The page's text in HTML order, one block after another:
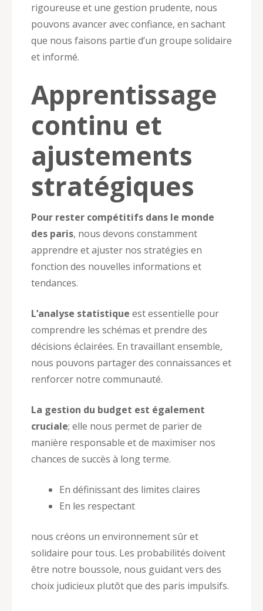
rigoureuse et une gestion prudente, nous
pouvons avancer avec confiance, en sachant
que nous faisons partie d’un groupe solidaire
et informé.
Apprentissage
continu et
ajustements
stratégiques
Pour rester compétitifs dans le monde
des paris, nous devons constamment
apprendre et ajuster nos stratégies en
fonction des nouvelles informations et
tendances.
L’analyse statistique est essentielle pour
comprendre les schémas et prendre des
décisions éclairées. En travaillant ensemble,
nous pouvons partager des connaissances et
renforcer notre communauté.
La gestion du budget est également
cruciale; elle nous permet de parier de
manière responsable et de maximiser nos
chances de succès à long terme.
En définissant des limites claires
En les respectant
nous créons un environnement sûr et
solidaire pour tous. Les probabilités doivent
être notre boussole, nous guidant vers des
choix judicieux plutôt que des paris impulsifs.